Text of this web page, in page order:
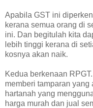
Apabila GST ini
kerana semua orang di
ini. Dan begitulah kita
lebih tinggi kerana di
kosnya akan naik.
Kedua berkenaan
memberi tamparan
hartanah yang
harga murah dan jual